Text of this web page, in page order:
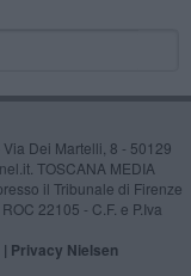
Dei Martelli, 8 - 50129
TOSCANA MEDIA
il Tribunale di Firenze
22105 - C.F. e P.Iva
Privacy Nielsen